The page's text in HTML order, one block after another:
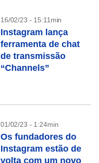
16/02/23 - 15:11min
Instagram lança
ferramenta de chat
de transmissão
“Channels”
01/02/23 - 1:24min
Os fundadores do
Instagram estão de
volta com um novo